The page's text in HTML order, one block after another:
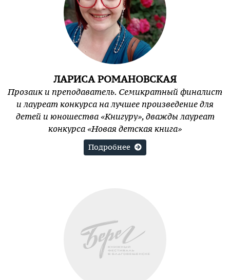
ЛАРИСА РОМАНОВСКАЯ
Прозаик и преподаватель. Семикратный финалист
и лауреат конкурса на лучшее произведение для
детей и юношества «Книгуру», дважды лауреат
конкурса «Новая детская книга»
Подробнее